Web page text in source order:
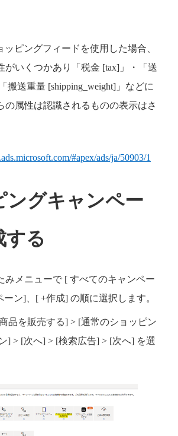
ッピングフィードを使用した場合、
がいくつかあり「税金 [tax]」・「送
搬送重量 [shipping_weight]」などに
の属性は認識されるものの表示はさ
#apex/ads/ja/50903/1
ングキャンペー
する
みメニューで [ すべてのキャンペー
ーン]、[ +作成] の順に選択します。
品を販売する] > [通常のショッピン
] > [次へ] > [検索広告] > [次へ] を選